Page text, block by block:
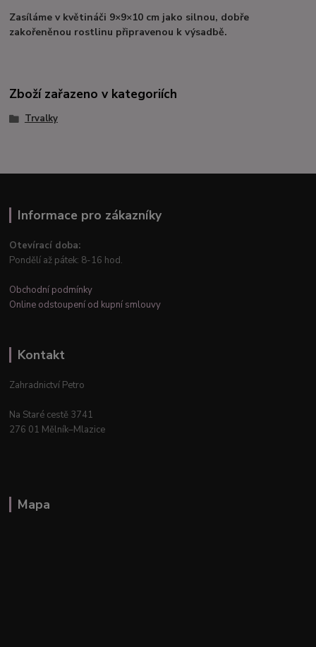
Zasíláme v květináči 9×9×10 cm jako silnou, dobře
zakořeněnou rostlinu připravenou k výsadbě.
Zboží zařazeno v kategoriích
Trvalky
Informace pro zákazníky
Otevírací doba:
Pondělí až pátek: 8-16 hod.
Obchodní podmínky
Online odstoupení od kupní smlouvy
Kontakt
Zahradnictví Petro
Na Staré cestě 3741
276 01 Mělník–Mlazice
Mapa